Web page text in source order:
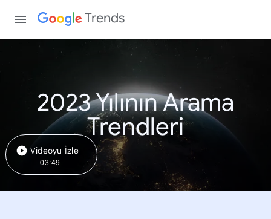
Trends
2023 Yılının Arama
Trendleri
Videoyu İzle
03:49